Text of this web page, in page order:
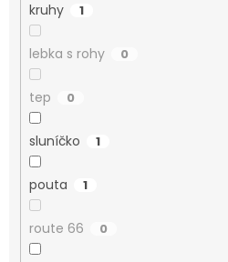
kruhy 1
lebka s rohy 0
tep 0
sluníčko 1
pouta 1
route 66 0